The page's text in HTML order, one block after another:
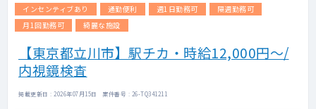
インセンティブあり
通勤便利 週1日勤務可
隔週勤務可
月1回勤務可
綺麗な施設
【東京都立川市】駅チカ・時給12,000円～/
内視鏡検査
掲載更新日 : 2026年07月15日 案件番号 : 26-TQ341211